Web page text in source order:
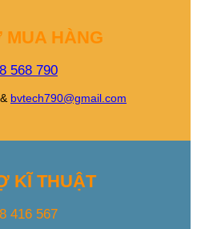
MUA HÀNG
568 790
& bvtech790@gmail.com
KĨ THUẬT
416 567